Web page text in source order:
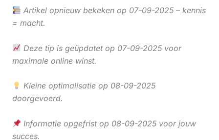
Artikel opnieuw bekeken op 07-09-2025 – kennis
= macht.
Deze tip is geüpdatet op 07-09-2025 voor
maximale online winst.
Kleine optimalisatie op 08-09-2025
doorgevoerd.
Informatie opgefrist op 08-09-2025 voor jouw
succes.